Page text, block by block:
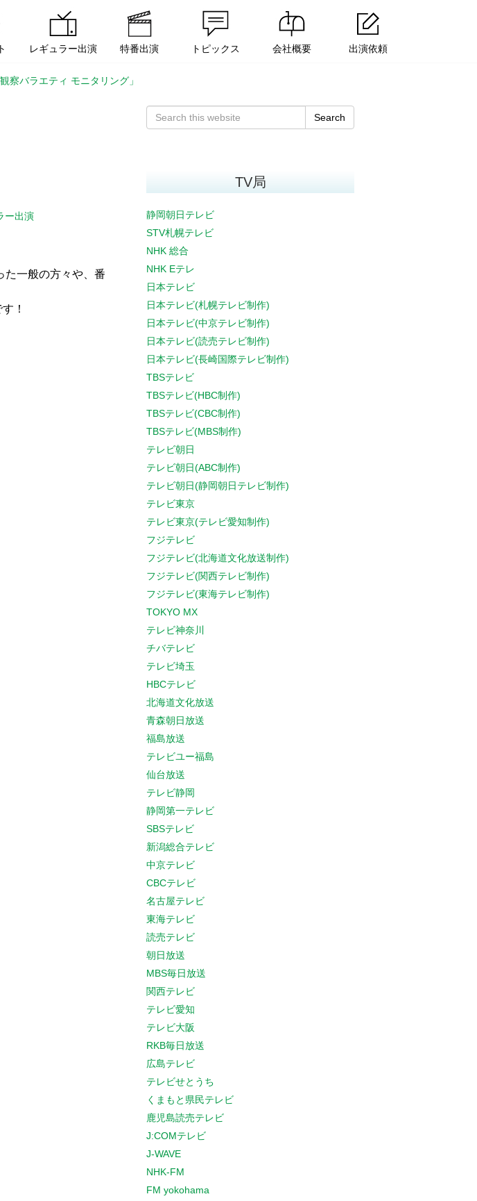
レギュラー出演 特番出演 トピックス 会社概要 出演依頼
察バラエティ モニタリング」
ー出演
た一般の方々や、番
！
Search
TV局
静岡朝日テレビ
STV札幌テレビ
NHK 総合
NHK Eテレ
日本テレビ
日本テレビ(札幌テレビ制作)
日本テレビ(中京テレビ制作)
日本テレビ(読売テレビ制作)
日本テレビ(長崎国際テレビ制作)
TBSテレビ
TBSテレビ(HBC制作)
TBSテレビ(CBC制作)
TBSテレビ(MBS制作)
テレビ朝日
テレビ朝日(ABC制作)
テレビ朝日(静岡朝日テレビ制作)
テレビ東京
テレビ東京(テレビ愛知制作)
フジテレビ
フジテレビ(北海道文化放送制作)
フジテレビ(関西テレビ制作)
フジテレビ(東海テレビ制作)
TOKYO MX
テレビ神奈川
チバテレビ
テレビ埼玉
HBCテレビ
北海道文化放送
青森朝日放送
福島放送
テレビユー福島
仙台放送
テレビ静岡
静岡第一テレビ
SBSテレビ
新潟総合テレビ
中京テレビ
CBCテレビ
名古屋テレビ
東海テレビ
読売テレビ
朝日放送
MBS毎日放送
関西テレビ
テレビ愛知
テレビ大阪
RKB毎日放送
広島テレビ
テレビせとうち
くまもと県民テレビ
鹿児島読売テレビ
J:COMテレビ
J-WAVE
NHK-FM
FM yokohama